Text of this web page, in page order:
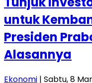
untuk
Presiden
Alasannya
Ekonomi | Sabtu, 8